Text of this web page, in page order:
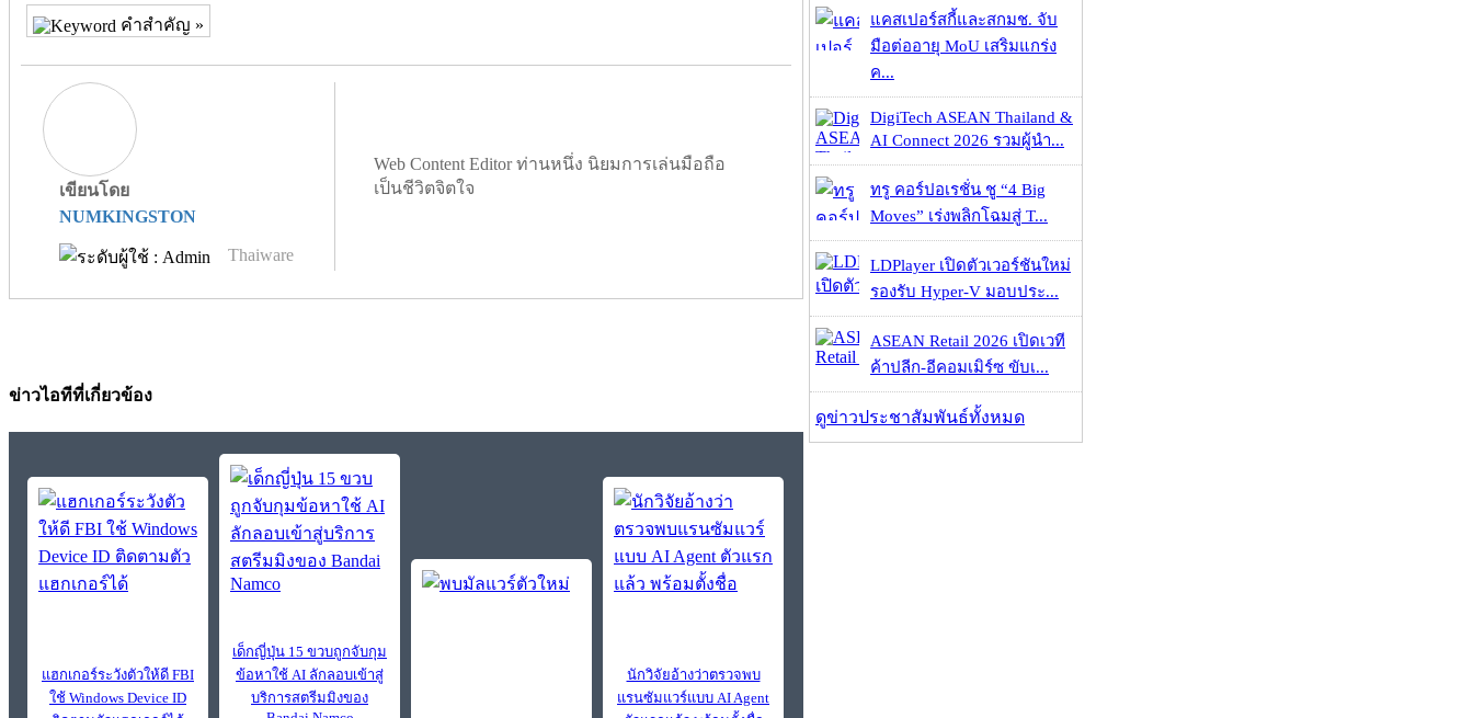
คำสำคัญ »
เขียนโดย
NUMKINGSTON
Thaiware
Web Content Editor ท่านหนึ่ง นิยมการเล่นมือถือ
เป็นชีวิตจิตใจ
ข่าวไอทีที่เกี่ยวข้อง
แฮกเกอร์ระวังตัวให้ดี FBI
ใช้ Windows Device ID
เด็กญี่ปุ่น 15 ขวบถูกจับกุม
ข้อหาใช้ AI ลักลอบเข้าสู่
บริการสตรีมมิงของ
นักวิจัยอ้างว่าตรวจพบ
แรนซัมแวร์แบบ AI Agent
แคสเปอร์สกี้และสกมช. จับ
มือต่ออายุ MoU เสริมแกร่ง
ค...
DigiTech ASEAN Thailand &
AI Connect 2026 รวมผู้นำ...
ทรู คอร์ปอเรชั่น ชู “4 Big
Moves” เร่งพลิกโฉมสู่ T...
LDPlayer เปิดตัวเวอร์ชันใหม่
รองรับ Hyper-V มอบประ...
ASEAN Retail 2026 เปิดเวที
ค้าปลีก-อีคอมเมิร์ซ ขับเ...
ดูข่าวประชาสัมพันธ์ทั้งหมด